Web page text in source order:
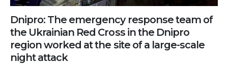
Dnipro: The emergency response team of
the Ukrainian Red Cross in the Dnipro
region worked at the site of a large-scale
night attack